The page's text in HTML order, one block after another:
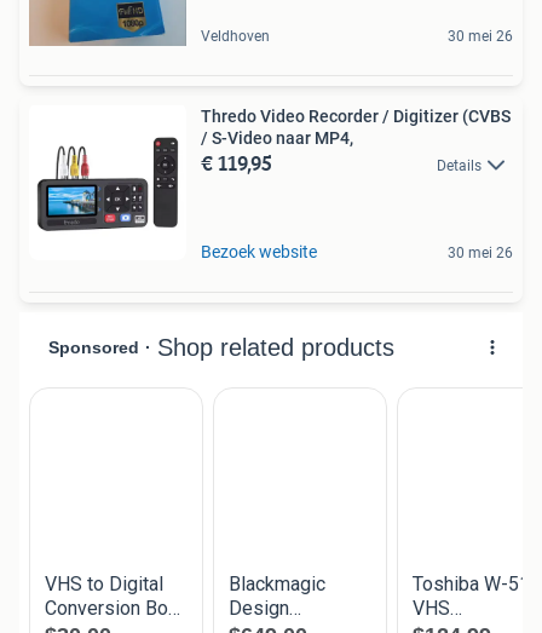
Veldhoven 30 mei 26
Thredo Video Recorder / Digitizer (CVBS
/ S-Video naar MP4,
€ 119,95 Details
Bezoek website 30 mei 26